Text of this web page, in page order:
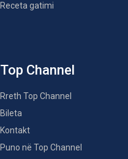
Receta gatimi
Top Channel
Rreth Top Channel
Bileta
Kontakt
Puno në Top Channel